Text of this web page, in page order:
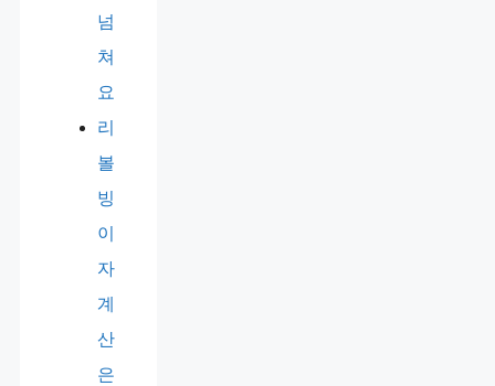
넘
쳐
요
리
볼
빙
이
자
계
산
은